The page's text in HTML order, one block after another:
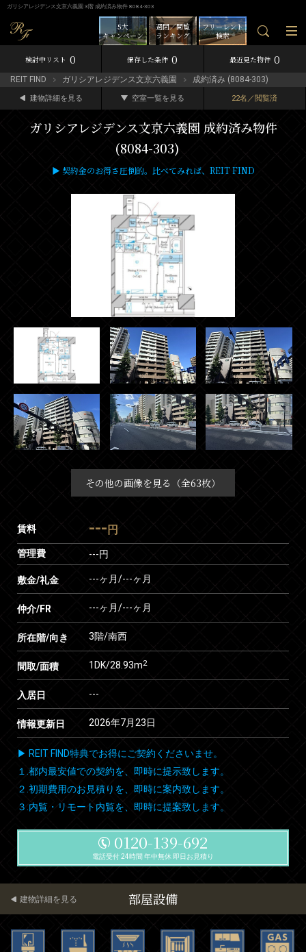
ガリシアレジデンス文京六義園 3階 成約済み物件 8084-303
フリーレント
検索
週間／閲覧
ランキング
5大
キャンペーン
検討中リスト 0 保存した条件 0 最近見た物件 0
REIT FIND ガリシアレジデンス文京六義園 成約済み (8084-303)
建物詳細を見る 空室一覧を見る 22名／閲覧済
ガリシアレジデンス文京六義園 成約済み物件
(8084-303)
▶ 契約金のお得さ圧倒的。比べてみれば、REIT FIND
その他の画像を見る（全63枚）
賃料 --- 円
管理費 ---円
敷金/礼金 ---ヶ月/---ヶ月
仲介/FR ---ヶ月/---ヶ月
所在階/向き 3階/南西
間取/面積 1DK/28.93m2
入居日 ---
情報更新日 2026年7月23日
▶ REIT FIND特典でお得にご契約くださいませ。
１.都内最安値での契約を、即時に提示致します。
２.初期費用のお見積りを、即時に案内致します。
３.内覧・リモート内覧を、即時に提案致します。
0120-139-692
電話受付 24時間 年中無休 即日お見積り
部屋設備
建物詳細を見る